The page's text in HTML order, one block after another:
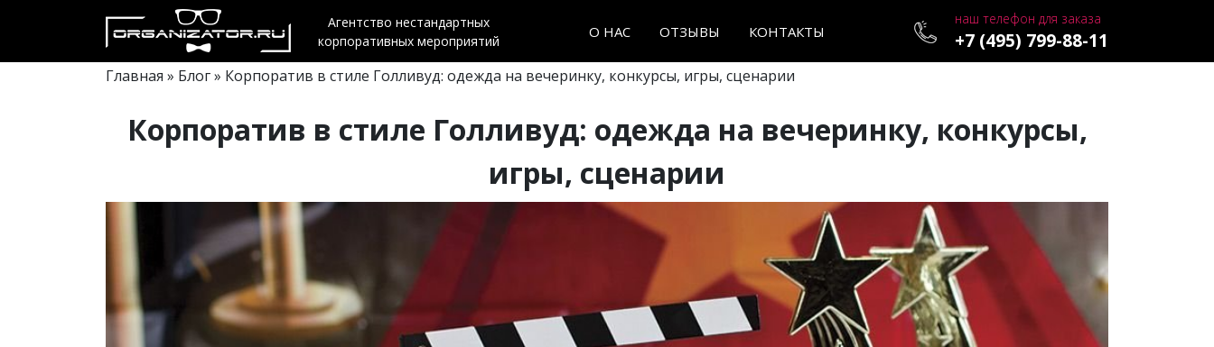
Агентство нестандартных
корпоративных мероприятий
О НАС ОТЗЫВЫ КОНТАКТЫ
наш телефон для заказа
+7 (495) 799-88-11
Главная » Блог» Корпоратив в стиле Голливуд: одежда на вечеринку, конкурсы, игры, сценарии
Корпоратив в стиле Голливуд: одежда на вечеринку, конкурсы,
игры, сценарии